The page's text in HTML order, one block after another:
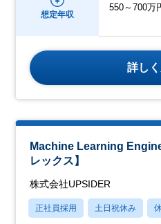
想定年収
550～700万
詳し
Machine Learning
レックス】
株式会社UPSIDER
正社員採用 土日祝休み